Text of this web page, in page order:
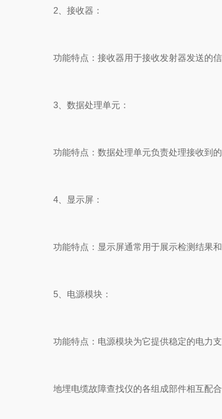
2、接收器：
功能特点：接收器用于接收发射器发送的信
3、数据处理单元：
功能特点：数据处理单元负责处理接收到的
4、显示屏：
功能特点：显示屏通常用于展示检测结果和
5、电源模块：
功能特点：电源模块为它提供稳定的电力支
地埋电缆故障查找仪的各组成部件相互配合